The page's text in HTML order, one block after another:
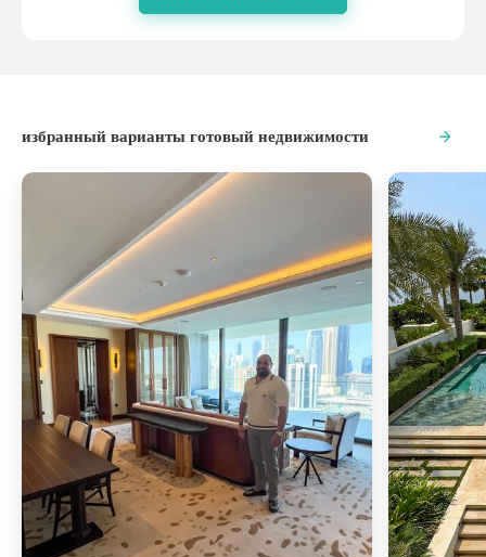
избранный варианты готовый недвижимости